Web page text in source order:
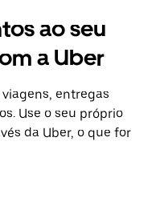
ao seu
a Uber
entregas
Use o seu próprio
da Uber, o que for